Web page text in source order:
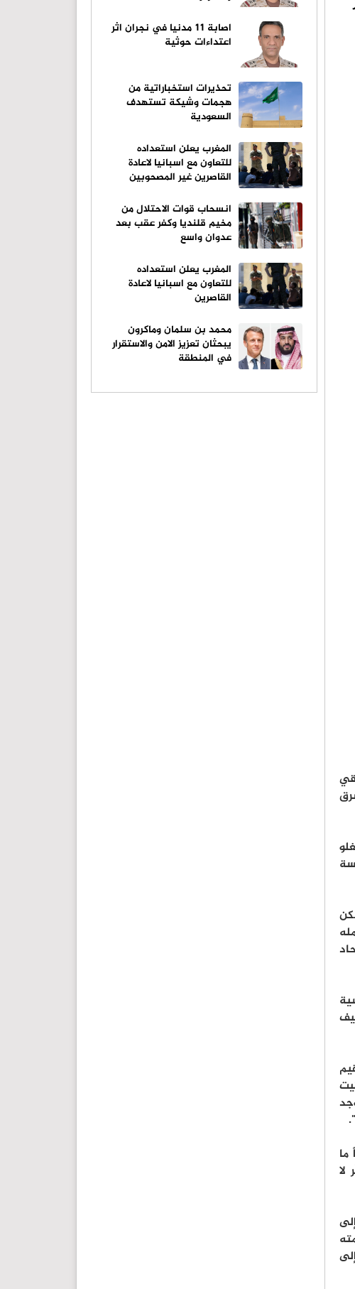
ما
لا
اصابة 11 مدنيا في نجران اثر
اعتداءات حوثية
تحذيرات استخباراتية من
هجمات وشيكة تستهدف
السعودية
المغرب يعلن استعداده
للتعاون مع اسبانيا لاعادة
القاصرين غير المصحوبين
انسحاب قوات الاحتلال من
مخيم قلنديا وكفر عقب بعد
عدوان واسع
المغرب يعلن استعداده
للتعاون مع اسبانيا لاعادة
القاصرين
محمد بن سلمان وماكرون
يبحثان تعزيز الامن والاستقرار
في المنطقة